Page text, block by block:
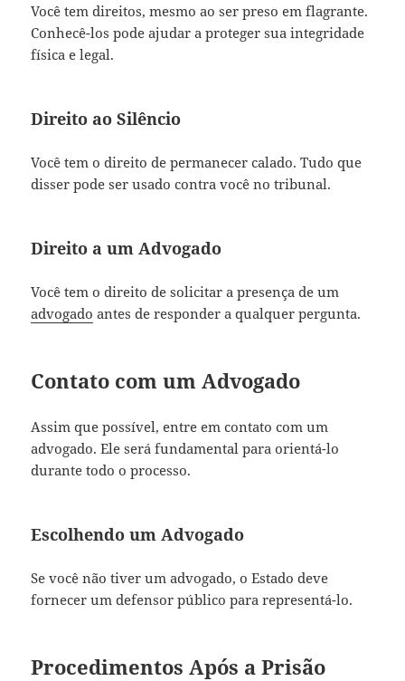
Você tem direitos, mesmo ao ser preso em flagrante.
Conhecê-los pode ajudar a proteger sua integridade
física e legal.
Direito ao Silêncio
Você tem o direito de permanecer calado. Tudo que
disser pode ser usado contra você no tribunal.
Direito a um Advogado
Você tem o direito de solicitar a presença de um
advogado antes de responder a qualquer pergunta.
Contato com um Advogado
Assim que possível, entre em contato com um
advogado. Ele será fundamental para orientá-lo
durante todo o processo.
Escolhendo um Advogado
Se você não tiver um advogado, o Estado deve
fornecer um defensor público para representá-lo.
Procedimentos Após a Prisão